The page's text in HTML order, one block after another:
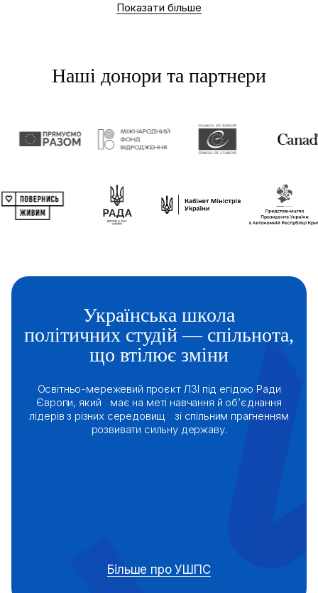
Показати більше
Наші донори та партнери
Українська школа
політичних студій — спільнота,
що втілює зміни
Освітньо-мережевий проєкт ЛЗІ під егідою Ради
Європи, який має на меті навчання й об’єднання
лідерів з різних середовищ
зі спільним прагненням
розвивати сильну державу.
Більше про УШПС